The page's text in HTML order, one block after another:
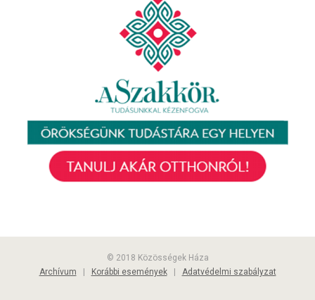
© 2018 Közösségek Háza
Archívum
Korábbi események| Adatvédelmi szabályzat